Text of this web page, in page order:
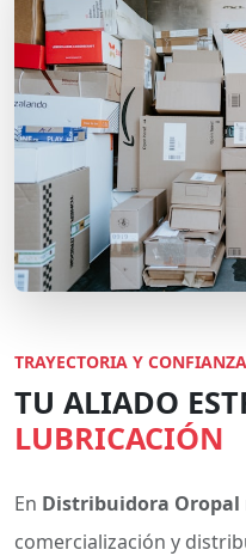
TRAYECTORIA Y CONFIANZA
TU ALIADO
LUBRICACIÓN
En Distribuidora Oropal
comercialización y